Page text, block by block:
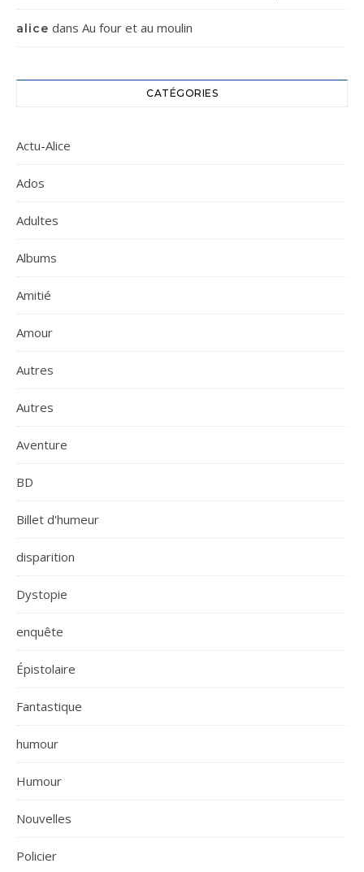
alice dans Au four et au moulin
CATÉGORIES
Actu-Alice
Ados
Adultes
Albums
Amitié
Amour
Autres
Autres
Aventure
BD
Billet d'humeur
disparition
Dystopie
enquête
Épistolaire
Fantastique
humour
Humour
Nouvelles
Policier